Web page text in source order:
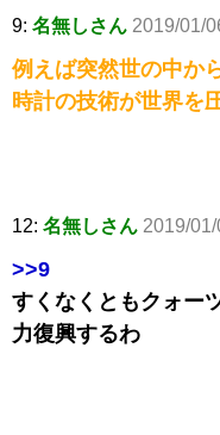
9: 名無しさん 2019/01/
例えば突然世の中か
時計の技術が世界を
12: 名無しさん 2019/
>>9
すくなくともクォー
力復興するわ